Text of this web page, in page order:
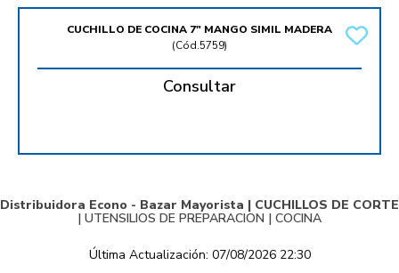
CUCHILLO DE COCINA 7" MANGO SIMIL MADERA
(Cód.5759)
Consultar
Distribuidora Econo - Bazar Mayorista | CUCHILLOS DE CORTE
| UTENSILIOS DE PREPARACION | COCINA
Última Actualización: 07/08/2026 22:30